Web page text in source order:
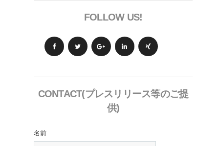
FOLLOW US!
CONTACT(プレスリリース等のご提
供)
名前